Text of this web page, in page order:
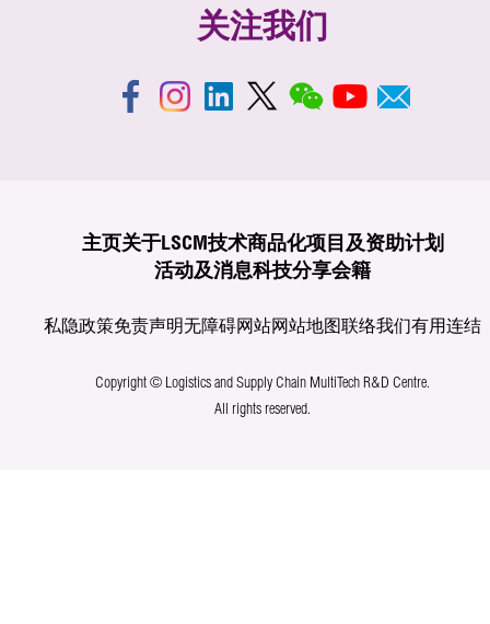
关注我们
主页关于LSCM技术商品化项目及资助计划
活动及消息科技分享会籍
私隐政策免责声明无障碍网站网站地图联络我们有用连结
Copyright © Logistics and Supply Chain MultiTech R&D Centre.
All rights reserved.